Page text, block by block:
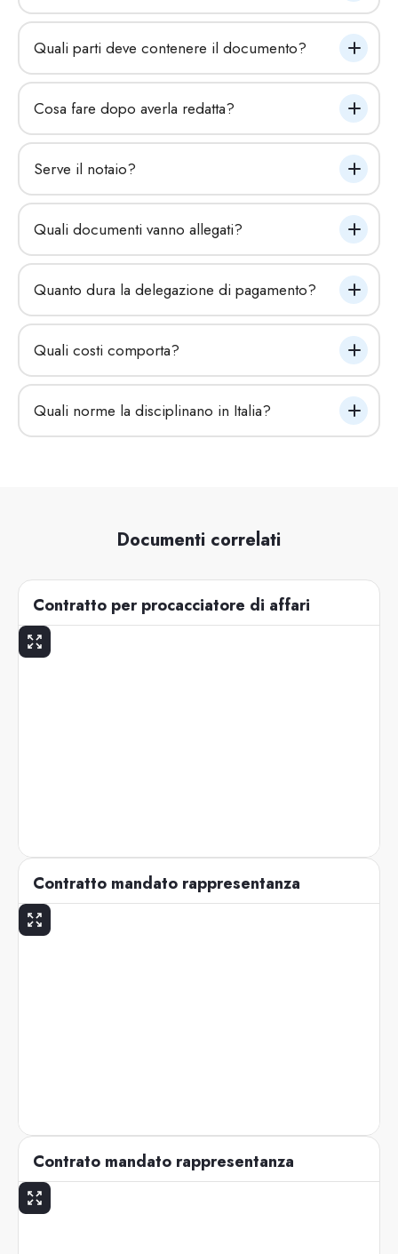
Quali parti deve contenere il documento?
Cosa fare dopo averla redatta?
Serve il notaio?
Quali documenti vanno allegati?
Quanto dura la delegazione di pagamento?
Quali costi comporta?
Quali norme la disciplinano in Italia?
Documenti correlati
Contratto per procacciatore di affari
Contratto mandato rappresentanza
Contrato mandato rappresentanza